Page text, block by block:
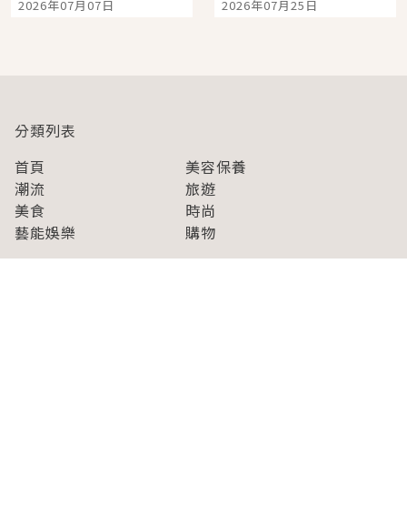
開幕 OMOKADO 店3分
2026年07月07日 人擠人悠閒欣賞
2026年07月25日
分類列表
首頁
美容保養
潮流
旅遊
美食
時尚
藝能娛樂
購物